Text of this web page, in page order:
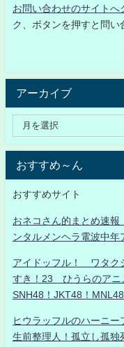
お問い合わせのサイトへ
ク、ボタンを押すと問い
アーカイブ
おすすめ～ん
おすすめサイト
おネコさん的まとめ速
ンタルメンヘラ電波中
アイドッフル！ ワタク
すき！23 ひうらのアニ
SNH48！JKT48！
ヒウラッフルのハーニー
生前整理人！孤立し孤独